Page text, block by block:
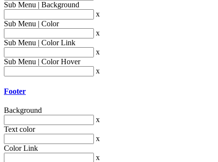
Sub Menu | Background
x
Sub Menu | Color
x
Sub Menu | Color Link
x
Sub Menu | Color Hover
x
Footer
Background
x
Text color
x
Color Link
x